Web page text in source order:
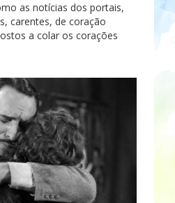
as notícias dos portais,
carentes, de coração
a colar os corações